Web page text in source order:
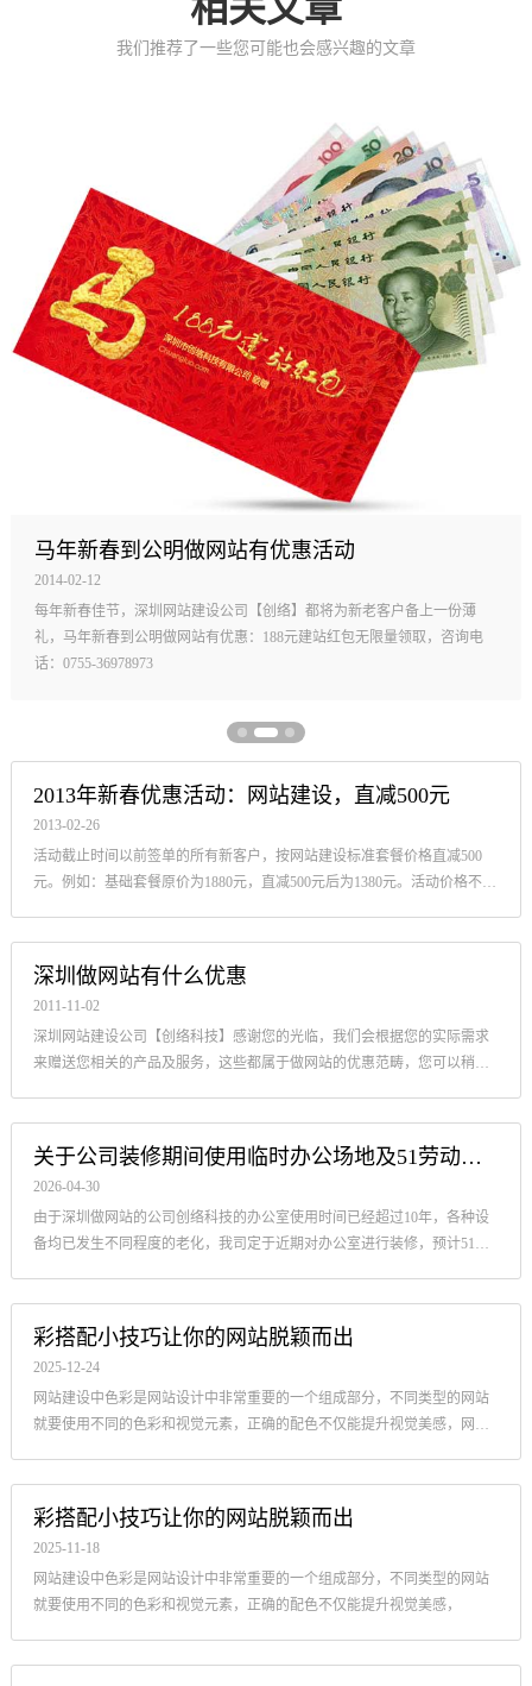
我们推荐了一些您可能也会感兴趣的文章
圣诞元旦双节期间建网站优惠活动说明
圣诞元旦双节期间建网站有优惠：在享受常规既有优惠的基础之上，活动
期间签单满1880元的前10位客户，可免费获赠电脑无线耳机一台，款式随
2013年新春优惠活动：网站建设，直减500元
元。例如：基础套餐原价为1880元，直减500元后为1380元。活动价格不再
参与其他折扣及次年续费优惠等活动。
深圳做网站有什么优惠
2011-11-02
深圳网站建设公司【创络科技】感谢您的光临，我们会根据您的实际需求
来赠送您相关的产品及服务，这些都属于做网站的优惠范畴，您可以稍微
看一下哪些是您需要的。
2026-04-30
由于深圳做网站的公司创络科技的办公室使用时间已经超过10年，各种设
备均已发生不同程度的老化，我司定于近期对办公室进行装修，预计51劳
动节之后一周完成。装修期间我们将搬迁至同层706临时办公场地，...
彩搭配小技巧让你的网站脱颖而出
2025-12-24
网站建设中色彩是网站设计中非常重要的一个组成部分，不同类型的网站
就要使用不同的色彩和视觉元素，正确的配色不仅能提升视觉美感，网站
设计师需要掌握一些色彩搭配的使用技巧，
彩搭配小技巧让你的网站脱颖而出
2025-11-18
网站建设中色彩是网站设计中非常重要的一个组成部分，不同类型的网站
就要使用不同的色彩和视觉元素，正确的配色不仅能提升视觉美感，
怎么提高网站的浏览量
2025-11-12
建议大家在设计网站的时候一定要注意自适应页面的设计，现如今是移动
互联网时代爆炸发展的状态，之前的老网站现在已经被淘汰，如果自己的
网站不进行移动端展示，